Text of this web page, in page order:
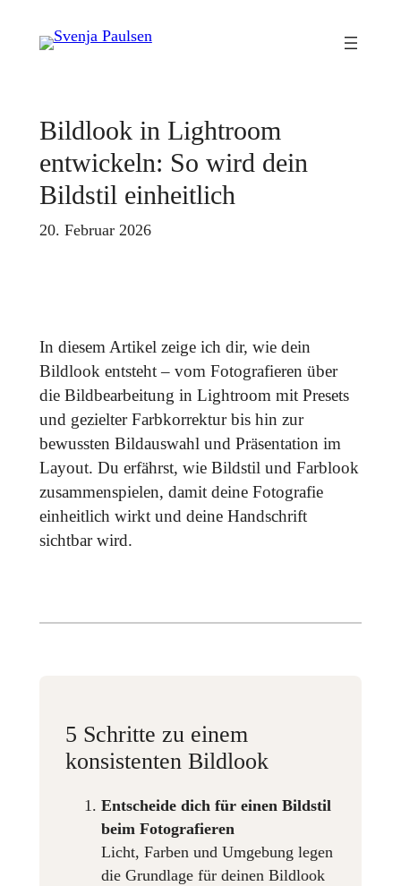
Inhalt
Bildlook in Lightroom
entwickeln: So wird dein
Bildstil einheitlich
20. Februar 2026
In diesem Artikel zeige ich dir, wie dein
Bildlook entsteht – vom Fotografieren über
die Bildbearbeitung in Lightroom mit Presets
und gezielter Farbkorrektur bis hin zur
bewussten Bildauswahl und Präsentation im
Layout. Du erfährst, wie Bildstil und Farblook
zusammenspielen, damit deine Fotografie
einheitlich wirkt und deine Handschrift
sichtbar wird.
5 Schritte zu einem
konsistenten Bildlook
Entscheide dich für einen Bildstil
beim Fotografieren
Licht, Farben und Umgebung legen
die Grundlage für deinen Bildlook